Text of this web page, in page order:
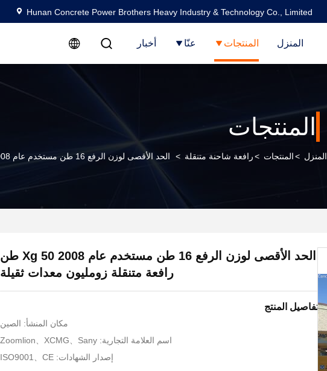
Hunan Concrete Power Brothers Heavy Industry & Technology Co., Limited
المنزل المنتجات عنّا أخبار
المنتجات
المنزل >المنتجات >رافعة شاحنة متنقلة > الحد الأقصى لوزن الرفع 16 طن مستخدم عام 2008 Xg 50 طن رافعة متنقلة زومليون معدات ثقيلة
الحد الأقصى لوزن الرفع 16 طن مستخدم عام 2008 Xg 50 طن
رافعة متنقلة زومليون معدات ثقيلة
تفاصيل المنتج
مكان المنشأ: الصين
اسم العلامة التجارية: Zoomlion、XCMG、Sany
إصدار الشهادات: ISO9001、CE